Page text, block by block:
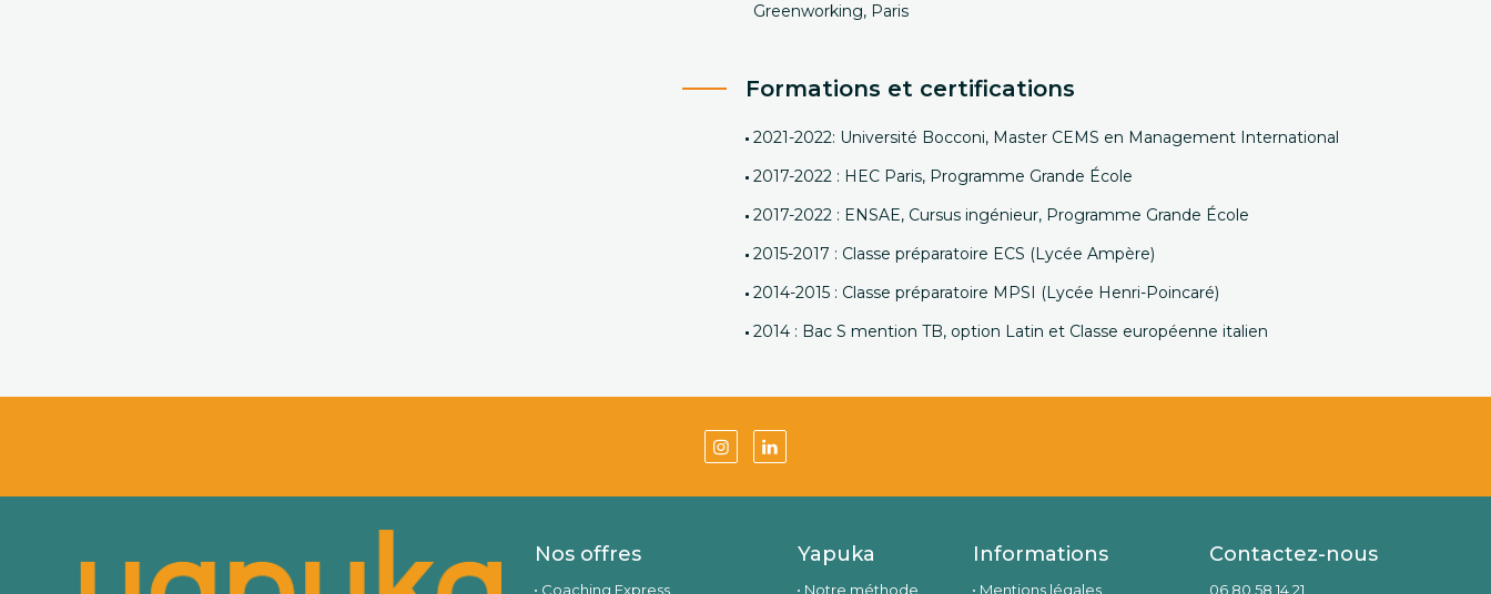
Greenworking, Paris
Formations et certifications
2021-2022: Université Bocconi, Master CEMS en Management International
2017-2022 : HEC Paris, Programme Grande École
2017-2022 : ENSAE, Cursus ingénieur, Programme Grande École
2015-2017 : Classe préparatoire ECS (Lycée Ampère)
2014-2015 : Classe préparatoire MPSI (Lycée Henri-Poincaré)
2014 : Bac S mention TB, option Latin et Classe européenne italien
Nos offres
Coaching Express
Yapuka
Notre méthode
Informations
Mentions légales
Contactez-nous
06 80 58 14 21